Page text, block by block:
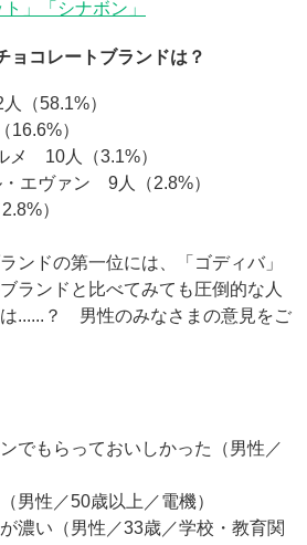
」「シナボン」
ョコレートブランドは？
（58.1%）
）
10人（3.1%）
エヴァン 9人（2.8%）
）
ンドの第一位には、「ゴディバ」
ランドと比べてみても圧倒的な人
......？ 男性のみなさまの意見をご
でもらっておいしかった（男性／
男性／50歳以上／電機）
濃い（男性／33歳／学校・教育関